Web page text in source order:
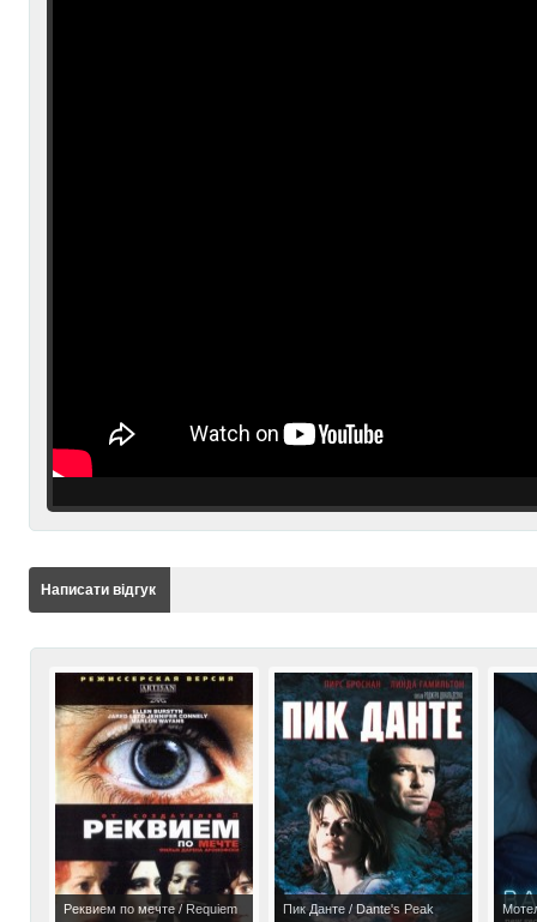
Написати відгук
Реквием по мечте / Requiem
Пик Данте / Dante's Peak